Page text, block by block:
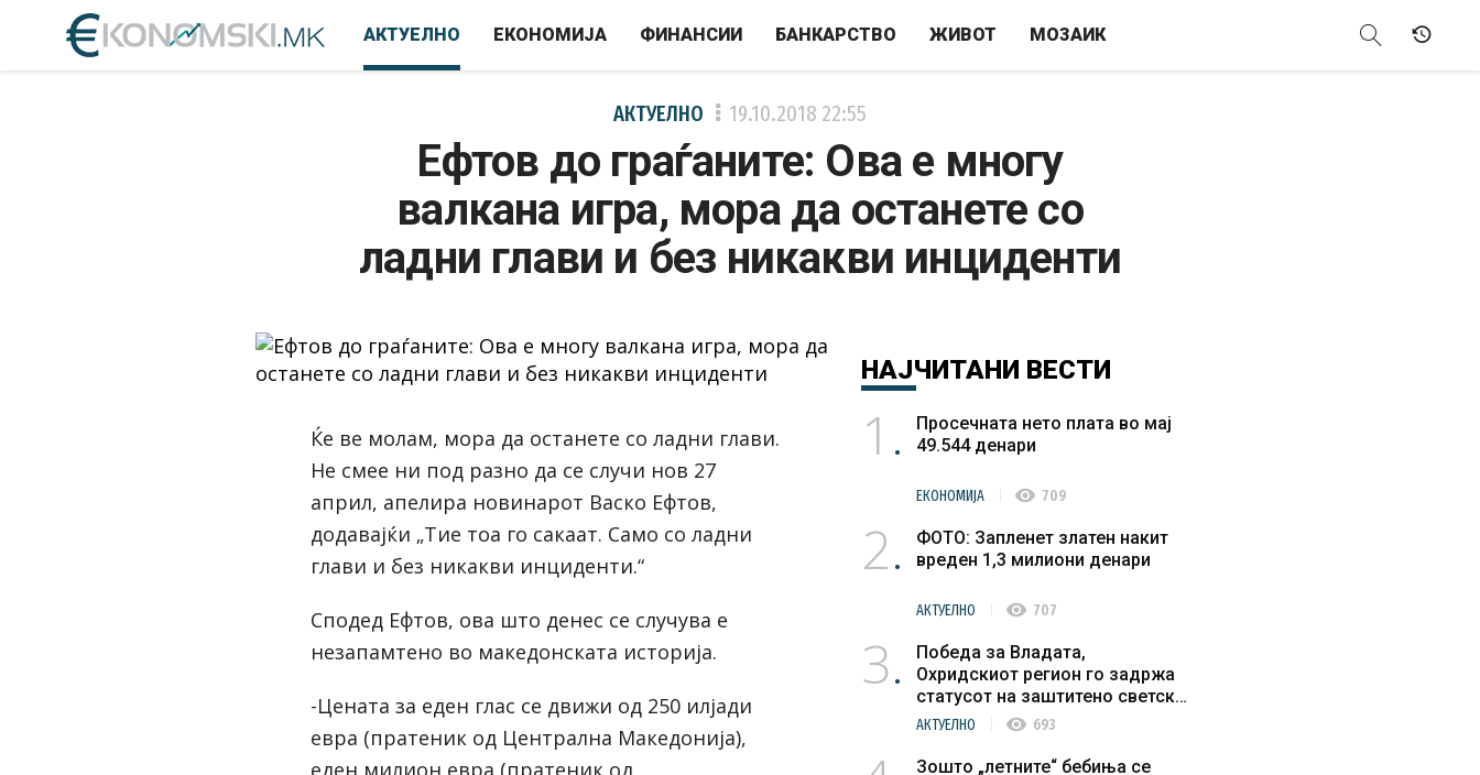
АКТУЕЛНО ЕКОНОМИЈА ФИНАНСИИ БАНКАРСТВО ЖИВОТ МОЗАИК
АКТУЕЛНО 19.10.2018 22:55
Ефтов до граѓаните: Ова е многу
валкана игра, мора да останете со
ладни глави и без никакви инциденти
Ќе ве молам, мора да останете со ладни глави.
Не смее ни под разно да се случи нов 27
април, апелира новинарот Васко Ефтов,
додавајќи „Тие тоа го сакаат. Само со ладни
глави и без никакви инциденти.“
Сподед Ефтов, ова што денес се случува е
незапамтено во македонската историја.
-Цената за еден глас се движи од 250 илјади
евра (пратеник од Централна Македонија),
еден милион евра (пратеник од
НАЈЧИТАНИ ВЕСТИ
1
Просечната нето плата во мај
49.544 денари
ЕКОНОМИЈА visibility 709
2
ФОТО: Запленет златен накит
вреден 1,3 милиони денари
АКТУЕЛНО visibility 707
3
Победа за Владата,
Охридскиот регион го задржа
статусот на заштитено светско
културно наследство
АКТУЕЛНО visibility 693
Зошто „летните“ бебиња се